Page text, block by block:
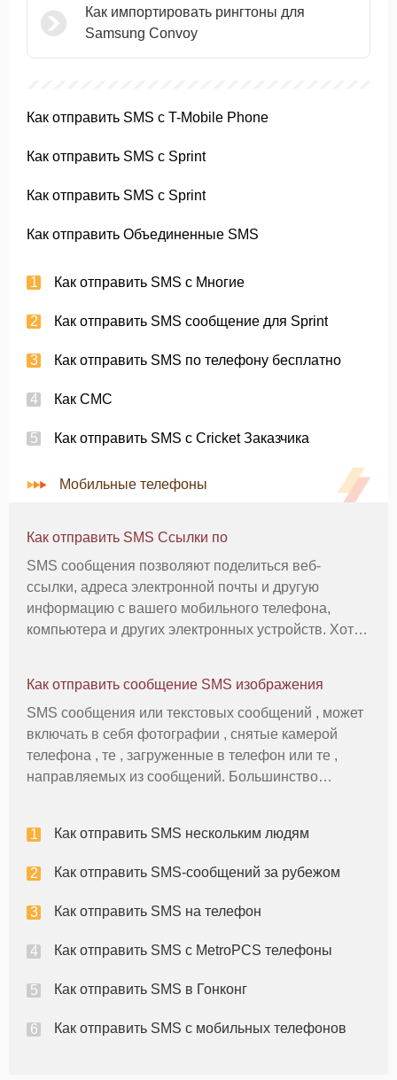
Как импортировать рингтоны для
Samsung Convoy
Как отправить SMS с T-Mobile Phone
Как отправить SMS с Sprint
Как отправить SMS с Sprint
Как отправить Объединенные SMS
Как отправить SMS с Многие
Как отправить SMS сообщение для Sprint
Как отправить SMS по телефону бесплатно
Как СМС
Как отправить SMS с Cricket Заказчика
Мобильные телефоны
Как отправить SMS Ссылки по
SMS сообщения позволяют поделиться веб-
ссылки, адреса электронной почты и другую
информацию с вашего мобильного телефона,
компьютера и других электронных устройств. Хотя
он не имеет возможности Интернет
Как отправить сообщение SMS изображения
SMS сообщения или текстовых сообщений , может
включать в себя фотографии , снятые камерой
телефона , те , загруженные в телефон или те ,
направляемых из сообщений. Большинство
с планами обмена текстовыми сообщения
Как отправить SMS нескольким людям
Как отправить SMS-сообщений за рубежом
Как отправить SMS на телефон
Как отправить SMS с MetroPCS телефоны
Как отправить SMS в Гонконг
Как отправить SMS с мобильных телефонов